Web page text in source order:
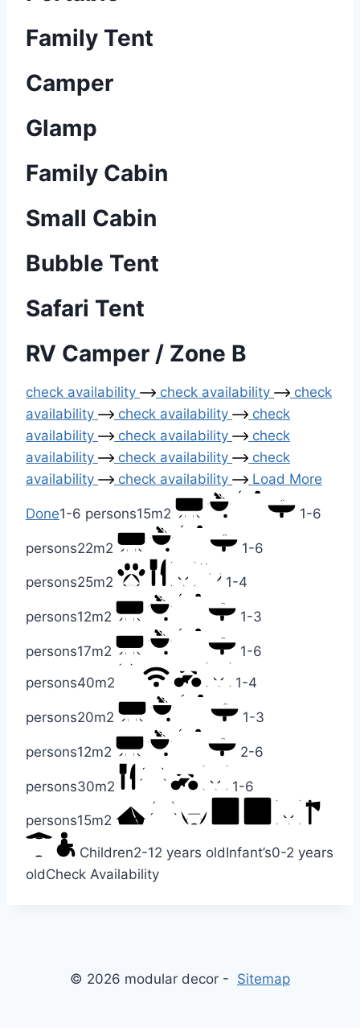
Family Tent
Camper
Glamp
Family Cabin
Small Cabin
Bubble Tent
Safari Tent
RV Camper / Zone B
check availability check availability
check
availability
check availability
check
availability
check availability
check
availability
check availability
check
availability
check availability Load More
Done1-6 persons15m2 1-6
persons22m2 1-6
persons25m2 1-4
persons12m2 1-3
persons17m2
1-6
persons40m2 1-4
persons20m2 1-3
persons12m2 2-6
persons30m2 1-6
persons15m2
Children2-12 years oldInfant’s0-2 years
oldCheck Availability
© 2026 modular decor - Sitemap